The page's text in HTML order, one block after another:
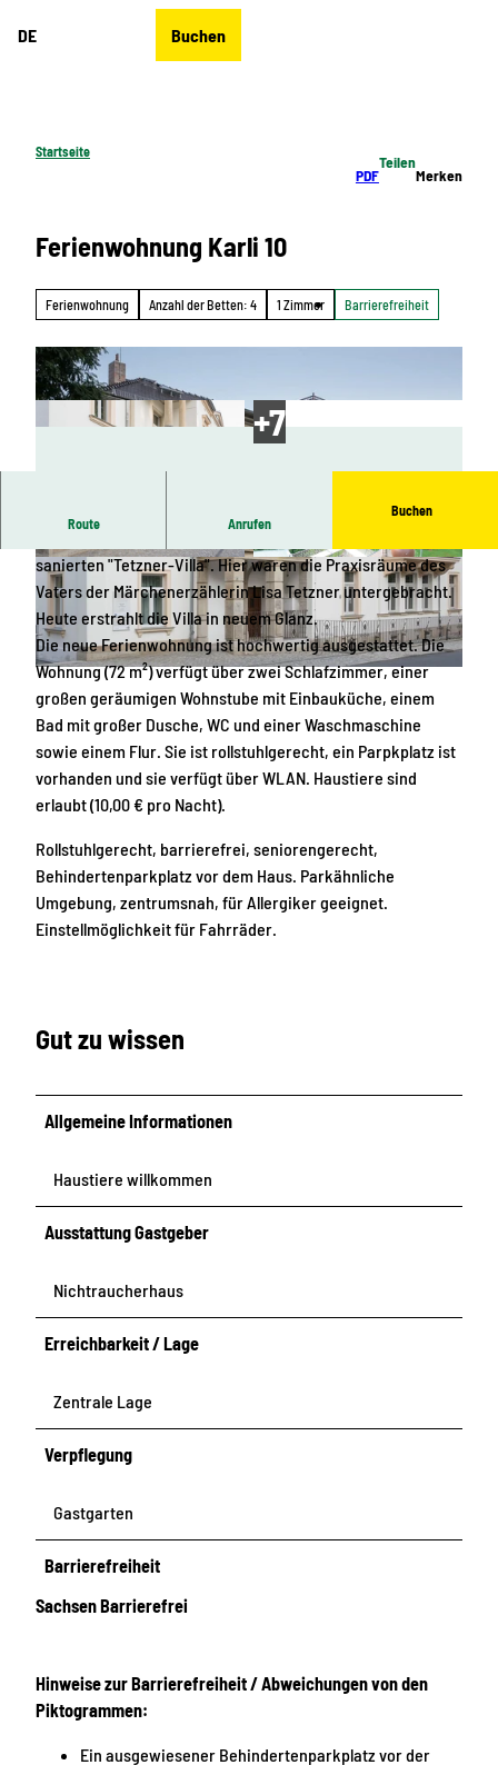
DE Buchen
Startseite
PDF
Teilen
Merken
Ferienwohnung Karli 10
Ferienwohnung Anzahl der Betten: 4 1 Zimmer Barrierefreiheit
A
u
s
s
e
n
a
n
s
i
E
i
n
g
a
n
g
-
b
a
e
B
l
i
c
k
i
n
d
e
Route Anrufen
Buchen
sanierten "Tetzner-Villa". Hier waren die Praxisräume des
Vaters der Märchenerzählerin Lisa Tetzner untergebracht.
Heute erstrahlt die Villa in neuem Glanz.
Die neue Ferienwohnung ist hochwertig ausgestattet. Die
Wohnung (72 m²) verfügt über zwei Schlafzimmer, einer
großen geräumigen Wohnstube mit Einbauküche, einem
Bad mit großer Dusche, WC und einer Waschmaschine
sowie einem Flur. Sie ist rollstuhlgerecht, ein Parpkplatz ist
vorhanden und sie verfügt über WLAN. Haustiere sind
erlaubt (10,00 € pro Nacht).
Rollstuhlgerecht, barrierefrei, seniorengerecht,
Behindertenparkplatz vor dem Haus. Parkähnliche
Umgebung, zentrumsnah, für Allergiker geeignet.
Einstellmöglichkeit für Fahrräder.
Gut zu wissen
Allgemeine Informationen
Haustiere willkommen
Ausstattung Gastgeber
Nichtraucherhaus
Erreichbarkeit / Lage
Zentrale Lage
Verpflegung
Gastgarten
Barrierefreiheit
Sachsen Barrierefrei
Hinweise zur Barrierefreiheit / Abweichungen von den
Piktogrammen:
Ein ausgewiesener Behindertenparkplatz vor der